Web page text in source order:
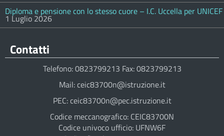
Diploma e pensione con lo stesso cuore – I.C. Uccella per UNICEF
1 Luglio 2026
Contatti
Telefono: 0823799213 Fax: 0823799213
Mail: ceic83700n@istruzione.it
PEC: ceic83700n@pec.istruzione.it
Codice meccanografico: CEIC83700N
Codice univoco ufficio: UFNW6F